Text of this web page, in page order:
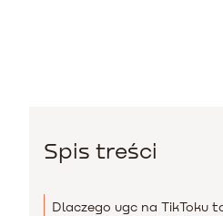
Spis treści
Dlaczego ugc na TikToku